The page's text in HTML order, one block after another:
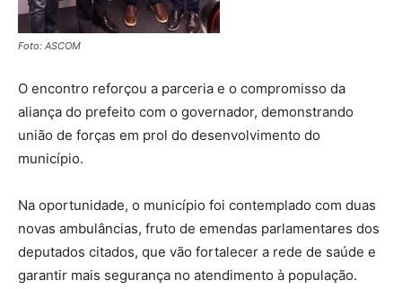
Foto: ASCOM
O encontro reforçou a parceria e o compromisso da
aliança do prefeito com o governador, demonstrando
união de forças em prol do desenvolvimento do
município.
Na oportunidade, o município foi contemplado com duas
novas ambulâncias, fruto de emendas parlamentares dos
deputados citados, que vão fortalecer a rede de saúde e
garantir mais segurança no atendimento à população.